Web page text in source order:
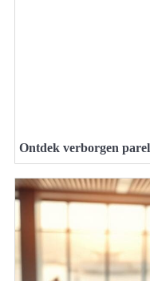
Ontdek verborgen